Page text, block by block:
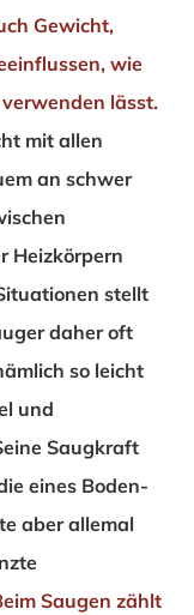
Gewicht,
wie
lässt.
mit allen
an schwer
Heizkörpern
stellt
daher oft
so leicht
und
Saugkraft
eines Boden-
aber allemal
Saugen zählt